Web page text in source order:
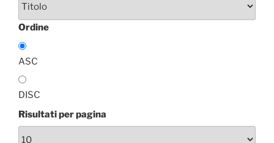
Ordine
ASC
DISC
Risultati per pagina